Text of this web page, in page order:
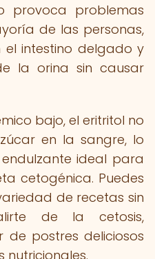
provoca problemas
de las personas,
intestino delgado y
la orina sin causar
bajo, el eritritol no
en la sangre, lo
ideal para
cetogénica. Puedes
de recetas sin
de la cetosis,
de postres deliciosos
nutricionales.